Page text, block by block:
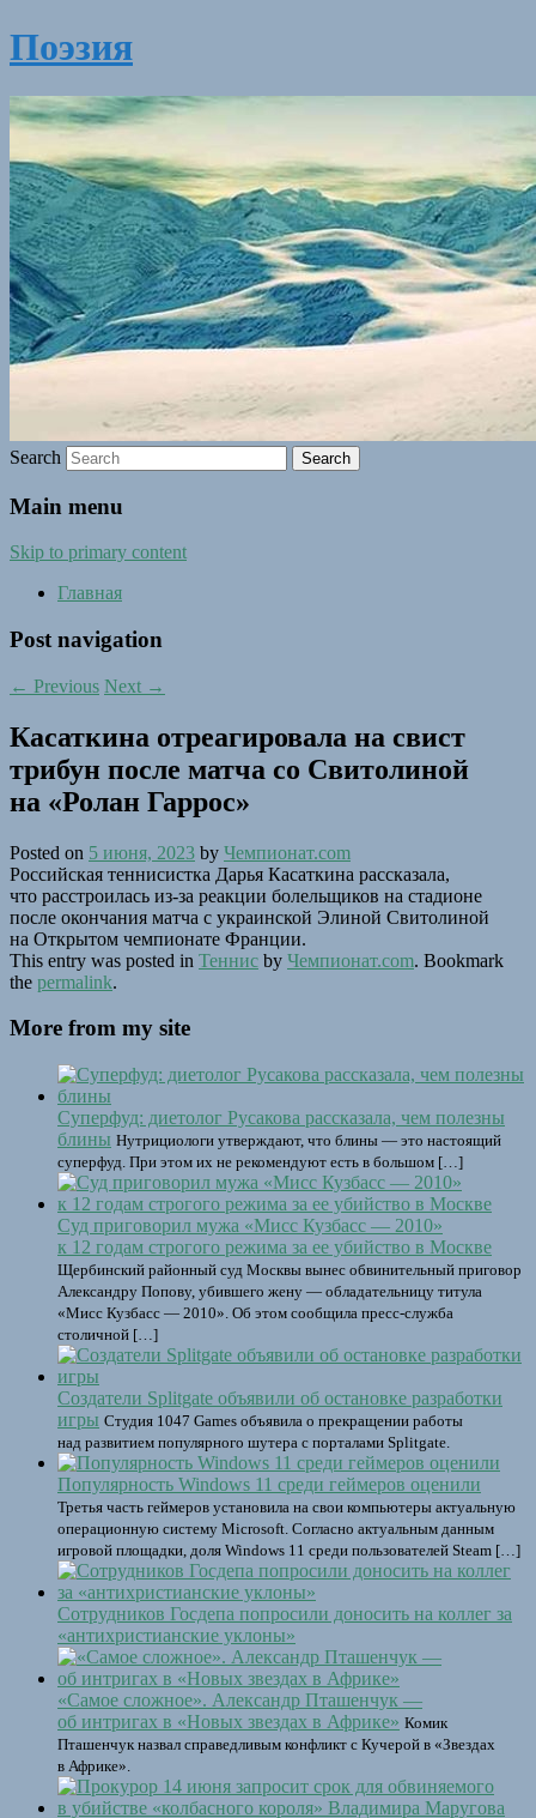
Поэзия
Search
Main menu
Skip to primary content
Главная
Post navigation
← Previous Next →
Касаткина отреагировала на свист
трибун после матча со Свитолиной
на «Ролан Гаррос»
Posted on 5 июня, 2023 by Чемпионат.com
Российская теннисистка Дарья Касаткина рассказала,
что расстроилась из-за реакции болельщиков на стадионе
после окончания матча с украинской Элиной Свитолиной
на Открытом чемпионате Франции.
This entry was posted in Теннис by Чемпионат.com. Bookmark
the permalink.
More from my site
Суперфуд: диетолог Русакова рассказала, чем полезны
блины Нутрициологи утверждают, что блины — это настоящий
суперфуд. При этом их не рекомендуют есть в большом […]
Суд приговорил мужа «Мисс Кузбасс — 2010»
к 12 годам строгого режима за ее убийство в Москве
Щербинский районный суд Москвы вынес обвинительный приговор
Александру Попову, убившего жену — обладательницу титула
«Мисс Кузбасс — 2010». Об этом сообщила пресс-служба
столичной […]
Создатели Splitgate объявили об остановке разработки
игры Студия 1047 Games объявила о прекращении работы
над развитием популярного шутера с порталами Splitgate.
Популярность Windows 11 среди геймеров оценили
Третья часть геймеров установила на свои компьютеры актуальную
операционную систему Microsoft. Согласно актуальным данным
игровой площадки, доля Windows 11 среди пользователей Steam […]
Сотрудников Госдепа попросили доносить на коллег за
«антихристианские уклоны»
«Самое сложное». Александр Пташенчук —
об интригах в «Новых звездах в Африке» Комик
Пташенчук назвал справедливым конфликт с Кучерой в «Звездах
в Африке».